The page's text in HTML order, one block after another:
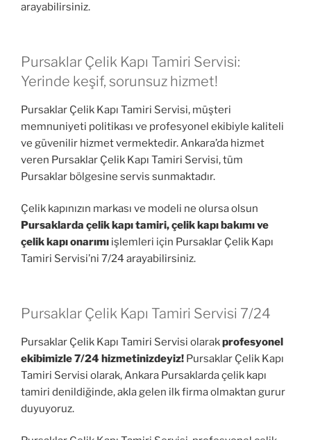
arayabilirsiniz.
Pursaklar Çelik Kapı Tamiri Servisi:
Yerinde keşif, sorunsuz hizmet!
Pursaklar Çelik Kapı Tamiri Servisi, müşteri
memnuniyeti politikası ve profesyonel ekibiyle kaliteli
ve güvenilir hizmet vermektedir. Ankara’da hizmet
veren Pursaklar Çelik Kapı Tamiri Servisi, tüm
Pursaklar bölgesine servis sunmaktadır.
Çelik kapınızın markası ve modeli ne olursa olsun
Pursaklarda çelik kapı tamiri, çelik kapı bakımı ve
çelik kapı onarımı işlemleri için Pursaklar Çelik Kapı
Tamiri Servisi’ni 7/24 arayabilirsiniz.
Pursaklar Çelik Kapı Tamiri Servisi 7/24
Pursaklar Çelik Kapı Tamiri Servisi olarakprofesyonel
ekibimizle 7/24 hizmetinizdeyiz! Pursaklar Çelik Kapı
Tamiri Servisi olarak, Ankara Pursaklarda çelik kapı
tamiri denildiğinde, akla gelen ilk firma olmaktan gurur
duyuyoruz.